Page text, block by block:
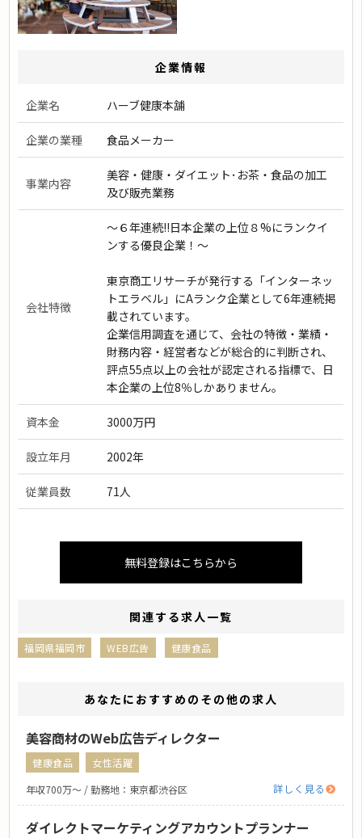
企業情報
企業名 ハーブ健康本舗
企業の業種 食品メーカー
事業内容
美容・健康・ダイエット･お茶・食品の加工
及び販売業務
会社特徴
～６年連続!!日本企業の上位８%にランクイ
ンする優良企業！～
東京商工リサーチが発行する「インターネッ
トエラベル」にAランク企業として6年連続掲
載されています。
企業信用調査を通じて、会社の特徴・業績・
財務内容・経営者などが総合的に判断され、
評点55点以上の会社が認定される指標で、日
本企業の上位8％しかありません。
資本金 3000万円
設立年月 2002年
従業員数 71人
無料登録はこちらから
関連する求人一覧
福岡県福岡市 WEB広告 健康食品
あなたにおすすめのその他の求人
美容商材のWeb広告ディレクター
健康食品
女性活躍
年収700万〜 / 勤務地：東京都渋谷区
詳しく見る
ダイレクトマーケティングアカウントプランナー